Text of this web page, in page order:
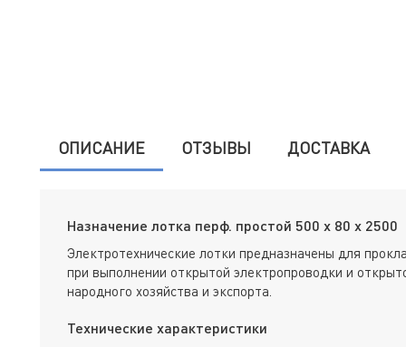
ОПИСАНИЕ ОТЗЫВЫ ДОСТАВКА
Назначение лотка перф. простой 500 х 80 х 2500
Электротехнические лотки предназначены для
при выполнении открытой электропроводки и
народного хозяйства и экспорта.
Технические характеристики